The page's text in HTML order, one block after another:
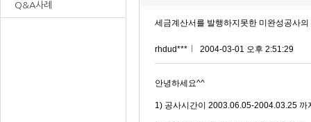
Q&A사례
세금계산서를 발행하지못한 미완성공사의
rhdud*** 2004-03-01 오후 2:51:29
안녕하세요^^
1) 공사시간이 2003.06.05-2004.03.25 까